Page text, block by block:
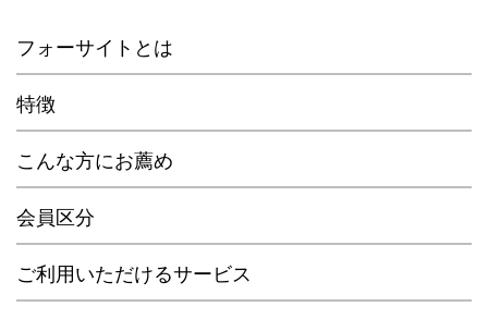
フォーサイトとは
特徴
こんな方にお薦め
会員区分
ご利用いただけるサービス